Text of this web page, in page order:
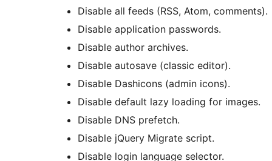
Disable all feeds (RSS, Atom, comments).
Disable application passwords.
Disable author archives.
Disable autosave (classic editor).
Disable Dashicons (admin icons).
Disable default lazy loading for images.
Disable DNS prefetch.
Disable jQuery Migrate script.
Disable login language selector.